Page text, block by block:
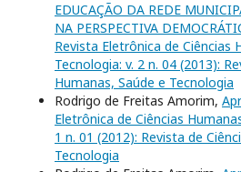
EDUCAÇÃO DA REDE
NA PERSPECTIVA
Revista Eletrônica de Ciências
Tecnologia: v. 2 n. 04 (2013):
Humanas, Saúde e Tecnologia
Rodrigo de Freitas Amorim,
Eletrônica de Ciências
1 n. 01 (2012): Revista de
Tecnologia